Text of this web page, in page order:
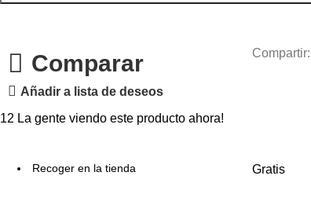
Comparar
Añadir a lista de deseos
Compartir:
12 La gente viendo este producto ahora!
Recoger en la tienda Gratis